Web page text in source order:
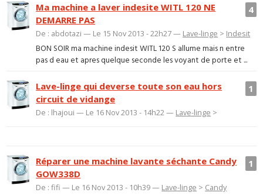
4
Ma machine a laver indesite WITL 120 NE
DEMARRE PAS
De : abdotazi — Le 15 Nov 2013 - 22h27 — Lave-linge > Indesit
BON SOIR ma machine indesit WITL 120 S allume mais n entre
pas d eau et apres quelque seconde les voyant de porte et ...
1
Lave-linge qui deverse toute son eau hors
circuit de vidange
De : lhajoui — Le 16 Nov 2013 - 14h22 — Lave-linge >
1
Réparer une machine lavante séchante Candy
GOW338D
De : fifi — Le 16 Nov 2013 - 10h39 — Lave-linge > Candy